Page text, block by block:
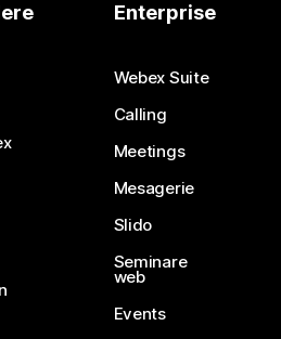
Enterprise
Webex Suite
Calling
Meetings
Mesagerie
Slido
Seminare
web
Events